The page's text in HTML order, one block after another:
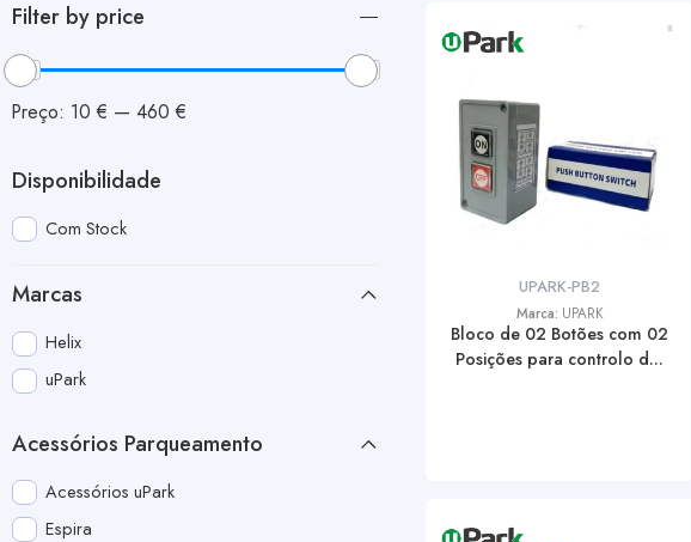
UPARK-PB2
Marca: UPARK
Bloco de 02 Botões com 02
Posições para controlo d...
Filter by price
Preço: 10 € — 460 €
Disponibilidade
Com Stock
Marcas
Helix
uPark
Acessórios Parqueamento
Acessórios uPark
Espira